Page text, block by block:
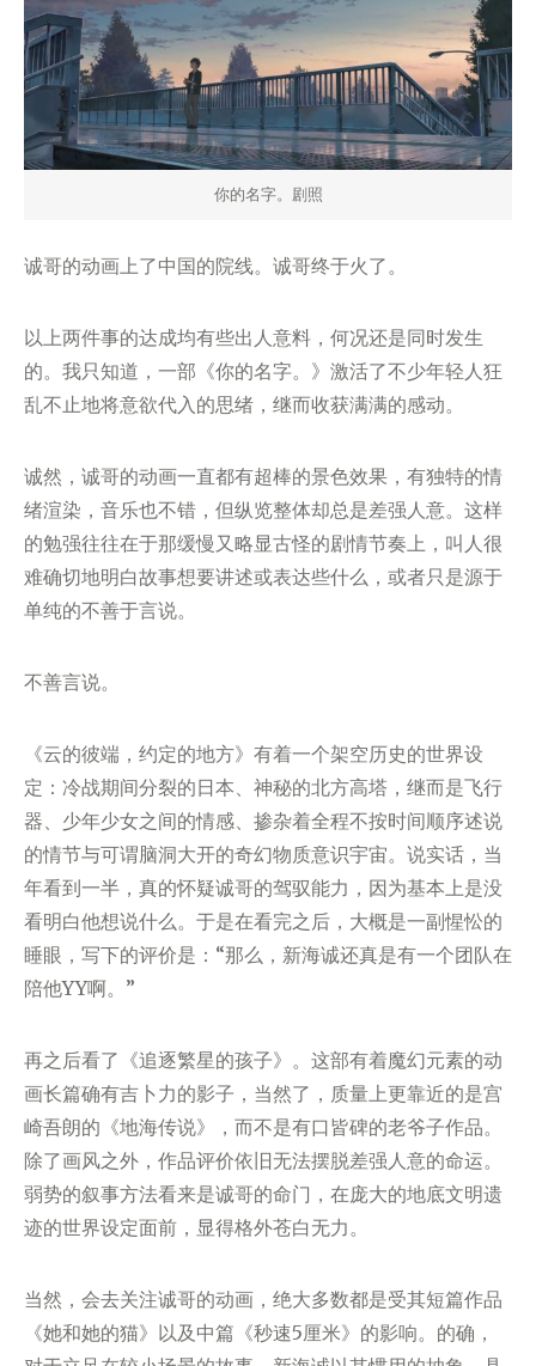
你的名字。剧照
诚哥的动画上了中国的院线。诚哥终于火了。
以上两件事的达成均有些出人意料，何况还是同时发生
的。我只知道，一部《你的名字。》激活了不少年轻人狂
乱不止地将意欲代入的思绪，继而收获满满的感动。
诚然，诚哥的动画一直都有超棒的景色效果，有独特的情
绪渲染，音乐也不错，但纵览整体却总是差强人意。这样
的勉强往往在于那缓慢又略显古怪的剧情节奏上，叫人很
难确切地明白故事想要讲述或表达些什么，或者只是源于
单纯的不善于言说。
不善言说。
《云的彼端，约定的地方》有着一个架空历史的世界设
定：冷战期间分裂的日本、神秘的北方高塔，继而是飞行
器、少年少女之间的情感、掺杂着全程不按时间顺序述说
的情节与可谓脑洞大开的奇幻物质意识宇宙。说实话，当
年看到一半，真的怀疑诚哥的驾驭能力，因为基本上是没
看明白他想说什么。于是在看完之后，大概是一副惺忪的
睡眼，写下的评价是：“那么，新海诚还真是有一个团队在
陪他YY啊。”
再之后看了《追逐繁星的孩子》。这部有着魔幻元素的动
画长篇确有吉卜力的影子，当然了，质量上更靠近的是宫
崎吾朗的《地海传说》，而不是有口皆碑的老爷子作品。
除了画风之外，作品评价依旧无法摆脱差强人意的命运。
弱势的叙事方法看来是诚哥的命门，在庞大的地底文明遗
迹的世界设定面前，显得格外苍白无力。
当然，会去关注诚哥的动画，绝大多数都是受其短篇作品
《她和她的猫》以及中篇《秒速5厘米》的影响。的确，